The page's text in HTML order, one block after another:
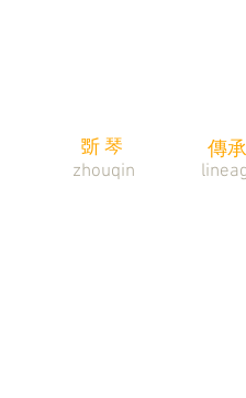
斲琴 傳承
zhouqin